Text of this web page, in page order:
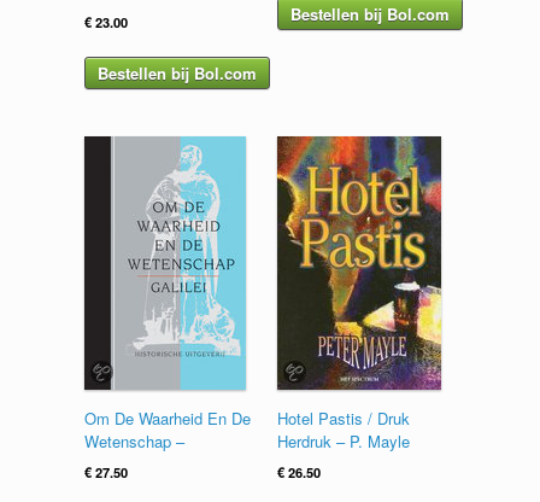
€23.00
Bestellen bij Bol.com
was:
€ 12.50.
is:
€ 5.00.
Bestellen bij Bol.com
Om De Waarheid En De
Wetenschap –
€27.50
Hotel Pastis / Druk
Herdruk – P. Mayle
€26.50